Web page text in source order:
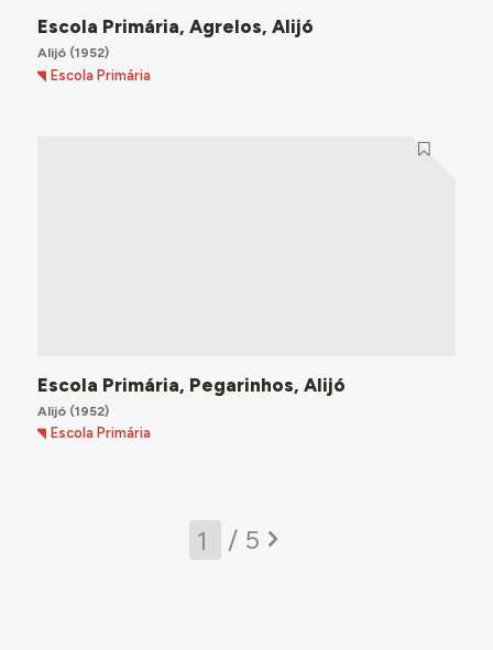
Escola Primária, Agrelos, Alijó
Alijó(1952)
Escola Primária
Escola Primária, Pegarinhos, Alijó
Alijó(1952)
Escola Primária
/ 5